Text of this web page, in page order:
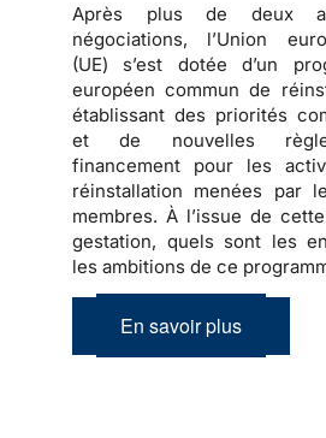
Après plus de deux
négociations, l’Union
(UE) s’est dotée d’un
européen commun de
établissant des priorités
et de nouvelles
financement pour les
réinstallation menées par
membres. À l’issue de
gestation, quels sont les
les ambitions de ce
En savoir plus